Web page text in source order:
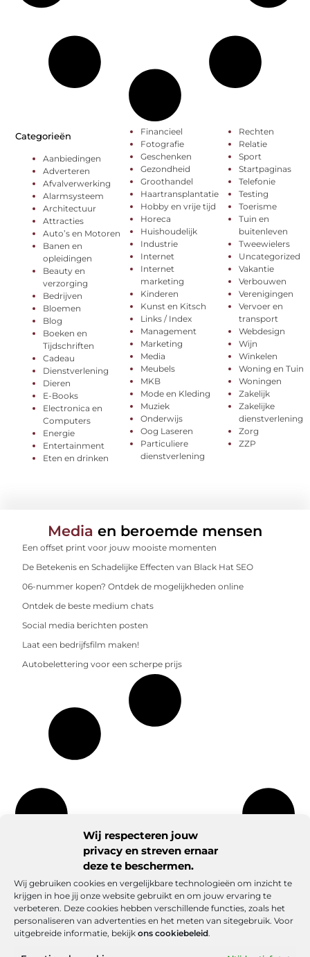
Wij respecteren jouw
privacy en streven ernaar
deze te beschermen.
Wij gebruiken cookies en vergelijkbare technologieën om inzicht te
krijgen in hoe jij onze website gebruikt en om jouw ervaring te
verbeteren. Deze cookies hebben verschillende functies, zoals het
personaliseren van advertenties en het meten van sitegebruik. Voor
uitgebreide informatie, bekijk ons cookiebeleid.
Categorieën
Aanbiedingen
Adverteren
Afvalverwerking
Alarmsysteem
Architectuur
Attracties
Auto’s en Motoren
Banen en
opleidingen
Beauty en
verzorging
Bedrijven
Bloemen
Blog
Boeken en
Tijdschriften
Cadeau
Dienstverlening
Dieren
E-Books
Electronica en
Computers
Energie
Entertainment
Eten en drinken
Financieel
Fotografie
Geschenken
Gezondheid
Groothandel
Haartransplantatie
Hobby en vrije tijd
Horeca
Huishoudelijk
Industrie
Internet
Internet
marketing
Kinderen
Kunst en Kitsch
Links / Index
Management
Marketing
Media
Meubels
MKB
Mode en Kleding
Muziek
Onderwijs
Oog Laseren
Particuliere
dienstverlening
Rechten
Relatie
Sport
Startpaginas
Telefonie
Testing
Toerisme
Tuin en
buitenleven
Tweewielers
Uncategorized
Vakantie
Verbouwen
Verenigingen
Vervoer en
transport
Webdesign
Wijn
Winkelen
Woning en Tuin
Woningen
Zakelijk
Zakelijke
dienstverlening
Zorg
ZZP
Media en beroemde mensen
Een offset print voor jouw mooiste momenten
De Betekenis en Schadelijke Effecten van Black Hat SEO
06-nummer kopen? Ontdek de mogelijkheden online
Ontdek de beste medium chats
Social media berichten posten
Laat een bedrijfsfilm maken!
Autobelettering voor een scherpe prijs